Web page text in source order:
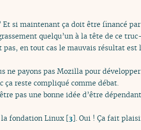
si maintenant ça doit être financé
quelqu’un à la tête de ce
en tout cas le mauvais résultat
payons pas Mozilla pour développer.
ça reste compliqué comme débat.
pas une bonne idée d’être
la fondation Linux[3]. Oui ! Ça fait